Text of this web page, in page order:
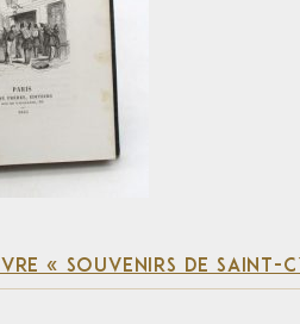
« SOUVENIRS DE SAINT-